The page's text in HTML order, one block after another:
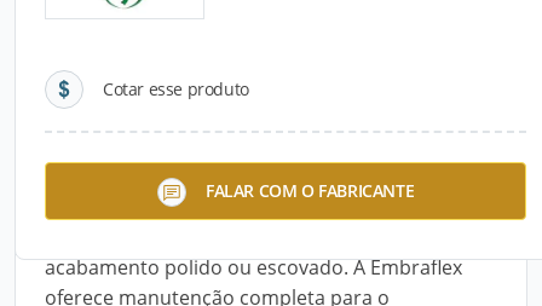
Cotar esse produto
FALAR COM O FABRICANTE
Detalhes do produto
Descrição do Produto
A Coifa da Embraflex é desenvolvida com aço
inox 304 (liga 18,8). Projetada conforme as
acabamento polido ou escovado. A Embraflex
oferece manutenção completa para o